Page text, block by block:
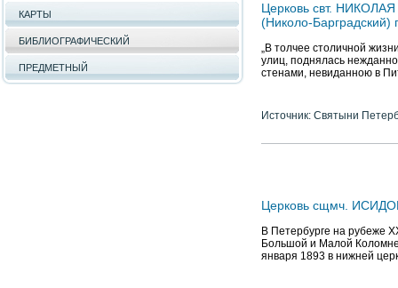
КАРТЫ
БИБЛИОГРАФИЧЕСКИЙ
ПРЕДМЕТНЫЙ
Церковь свт.
(Николо-
„В толчее столичной
улиц, поднялась
стенами, невиданною в
Источник: Святыни
Церковь сщмч.
В Петербурге на рубеже
Большой и Малой
января 1893 в нижней